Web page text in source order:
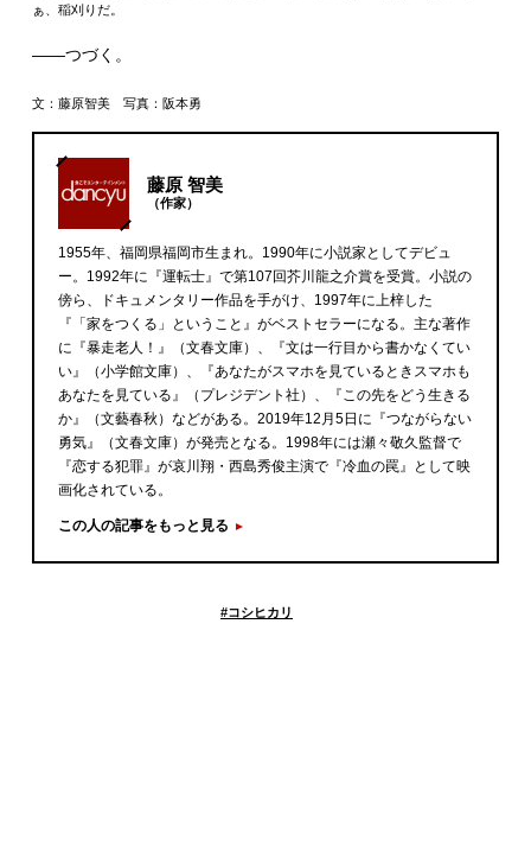
ぁ、稲刈りだ。
――つづく。
文：藤原智美 写真：阪本勇
藤原 智美
（作家）
1955年、福岡県福岡市生まれ。1990年に小説家としてデビュ
ー。1992年に『運転士』で第107回芥川龍之介賞を受賞。小説の
傍ら、ドキュメンタリー作品を手がけ、1997年に上梓した
『「家をつくる」ということ』がベストセラーになる。主な著作
に『暴走老人！』（文春文庫）、『文は一行目から書かなくてい
い』（小学館文庫）、『あなたがスマホを見ているときスマホも
あなたを見ている』（プレジデント社）、『この先をどう生きる
か』（文藝春秋）などがある。2019年12月5日に『つながらない
勇気』（文春文庫）が発売となる。1998年には瀬々敬久監督で
『恋する犯罪』が哀川翔・西島秀俊主演で『冷血の罠』として映
画化されている。
この人の記事をもっと見る
#コシヒカリ